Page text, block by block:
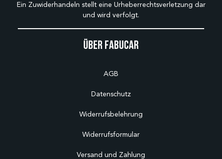
Über Fabucar
AGB
Datenschutz
Widerrufsbelehrung
Widerrufsformular
Versand und Zahlung
Ein Zuwiderhandeln stellt eine Urheberrechtsverletzung dar
und wird verfolgt.